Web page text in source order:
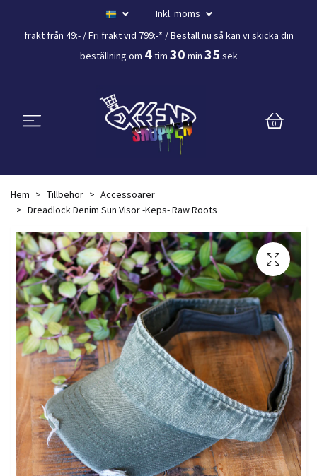
Inkl. moms
frakt från 49:- /Fri frakt vid 799:-* / Beställ nu så kan vi skicka din
beställning om 4tim 30 min 35 sek
0
Hem Tillbehör
Accessoarer
Dreadlock Denim Sun Visor -Keps- Raw Roots